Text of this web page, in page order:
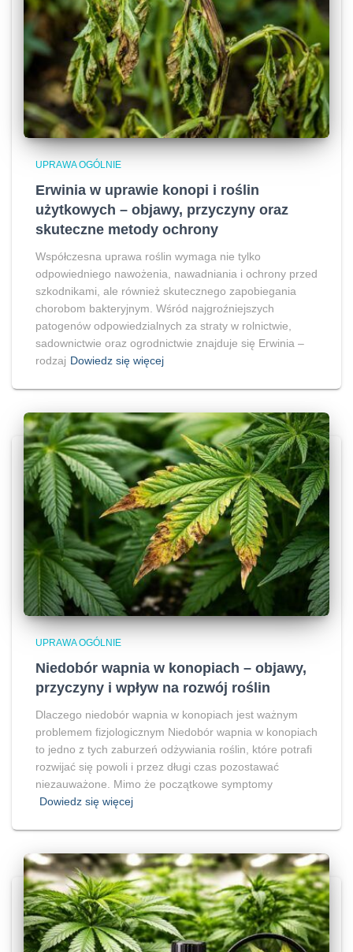
UPRAWA OGÓLNIE
Erwinia w uprawie konopi i roślin
użytkowych – objawy, przyczyny oraz
skuteczne metody ochrony
Współczesna uprawa roślin wymaga nie tylko
odpowiedniego nawożenia, nawadniania i ochrony przed
szkodnikami, ale również skutecznego zapobiegania
chorobom bakteryjnym. Wśród najgroźniejszych
patogenów odpowiedzialnych za straty w rolnictwie,
sadownictwie oraz ogrodnictwie znajduje się Erwinia –
rodzaj Dowiedz się więcej
UPRAWA OGÓLNIE
Niedobór wapnia w konopiach – objawy,
przyczyny i wpływ na rozwój roślin
Dlaczego niedobór wapnia w konopiach jest ważnym
problemem fizjologicznym Niedobór wapnia w konopiach
to jedno z tych zaburzeń odżywiania roślin, które potrafi
rozwijać się powoli i przez długi czas pozostawać
niezauważone. Mimo że początkowe symptomy
Dowiedz się więcej